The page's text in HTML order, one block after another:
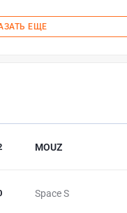
ЕЩЕ
MOUZ
Space S